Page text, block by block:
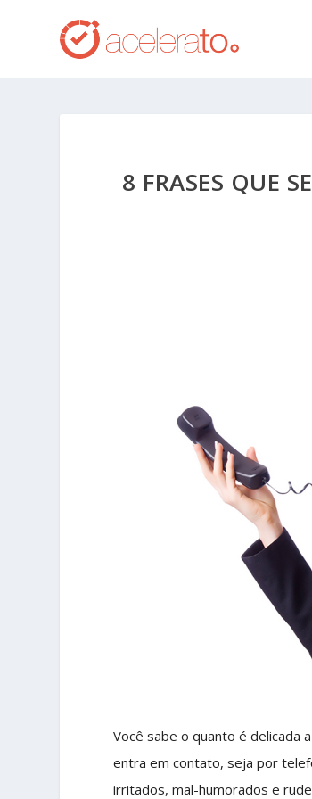
8 FRASES QUE
Você sabe o quanto é delicada
entra em contato, seja por
irritados, mal-humorados e